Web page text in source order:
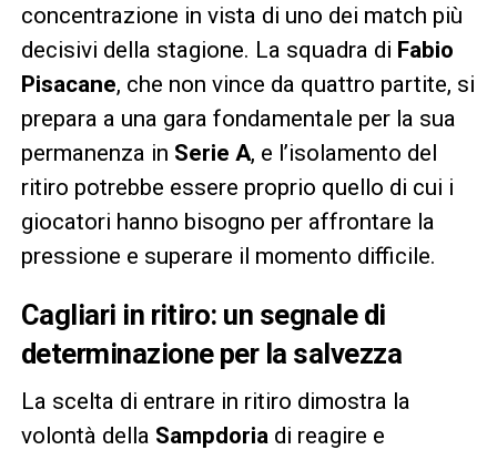
concentrazione in vista di uno dei match più
decisivi della stagione. La squadra di Fabio
Pisacane, che non vince da quattro partite, si
prepara a una gara fondamentale per la sua
permanenza in Serie A, e l’isolamento del
ritiro potrebbe essere proprio quello di cui i
giocatori hanno bisogno per affrontare la
pressione e superare il momento difficile.
Cagliari in ritiro: un segnale di
determinazione per la salvezza
La scelta di entrare in ritiro dimostra la
volontà della Sampdoriadi reagire e